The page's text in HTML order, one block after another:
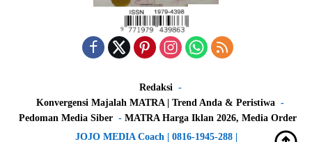
Redaksi
Konvergensi Majalah MATRA | Trend Anda & Peristiwa
Pedoman Media Siber
MATRA Harga Iklan 2026, Media Order
JOJO MEDIA Coach | 0816-1945-288 |